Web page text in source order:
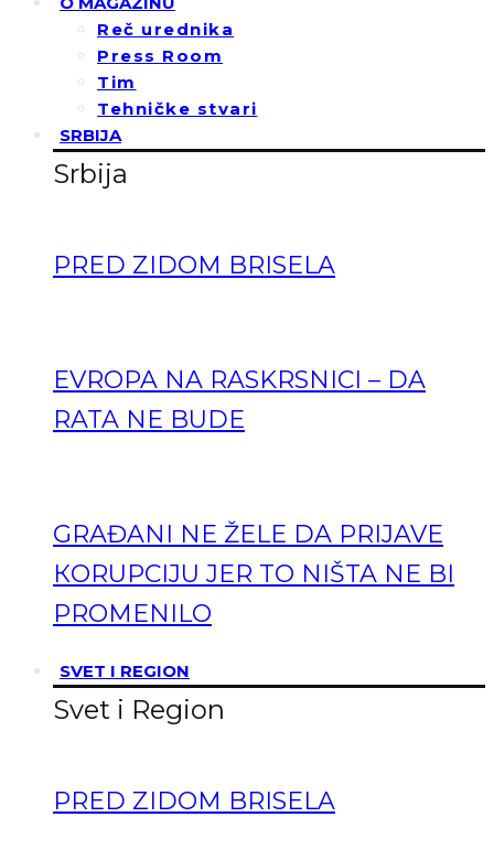
Reč urednika
Press Room
Tim
Tehničke stvari
SRBIJA
Srbija
PRED ZIDOM BRISELA
EVROPA NA RASKRSNICI – DA
RATA NE BUDE
GRAĐANI NE ŽELE DA PRIJAVE
КORUPCIJU JER TO NIŠTA NE BI
PROMENILO
SVET I REGION
Svet i Region
PRED ZIDOM BRISELA